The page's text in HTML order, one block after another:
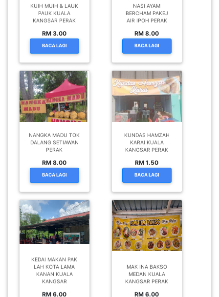
KUIH MUIH & LAUK
PAUK KUALA
KANGSAR PERAK
RM 3.00
BACA LAGI
NASI AYAM
BERCHAM PAKEJ
AIR IPOH PERAK
RM 8.00
BACA LAGI
NANGKA MADU TOK
DALANG SETIAWAN
PERAK
RM 8.00
BACA LAGI
KUNDAS HAMZAH
KARAI KUALA
KANGSAR PERAK
RM 1.50
BACA LAGI
KEDAI MAKAN PAK
LAH KOTA LAMA
KANAN KUALA
KANGSAR
RM 6.00
MAK INA BAKSO
MEDAN KUALA
KANGSAR PERAK
RM 6.00